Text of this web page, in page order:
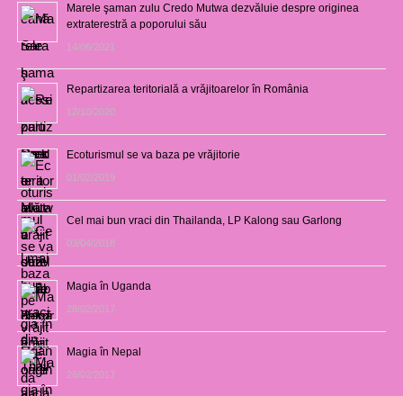
Marele şaman zulu Credo Mutwa dezvăluie despre originea
extraterestră a poporului său
14/06/2021
Repartizarea teritorială a vrăjitoarelor în România
12/10/2020
Ecoturismul se va baza pe vrăjitorie
01/02/2019
Cel mai bun vraci din Thailanda, LP Kalong sau Garlong
03/04/2018
Magia în Uganda
28/02/2017
Magia în Nepal
26/02/2017